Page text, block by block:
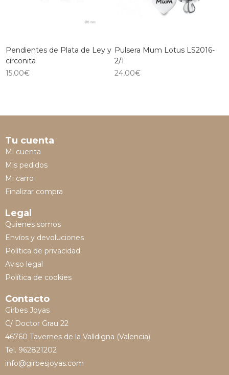
Pendientes de Plata de Ley y
circonita
15,00€
Pulsera Mum Lotus LS2016-
2/1
24,00€
Tu cuenta
Mi cuenta
Mis pedidos
Mi carro
Finalizar compra
Legal
Quienes somos
Envíos y devoluciones
Política de privacidad
Aviso legal
Política de cookies
Contacto
Girbes Joyas
C/ Doctor Grau 22
46760 Tavernes de la Valldigna (Valencia)
Tel. 962821202
info@girbesjoyas.com